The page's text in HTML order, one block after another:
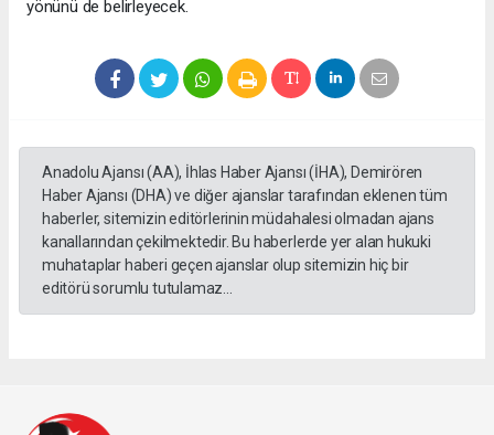
yönünü de belirleyecek.
Anadolu Ajansı (AA), İhlas Haber Ajansı (İHA), Demirören
Haber Ajansı (DHA) ve diğer ajanslar tarafından eklenen tüm
haberler, sitemizin editörlerinin müdahalesi olmadan ajans
kanallarından çekilmektedir. Bu haberlerde yer alan hukuki
muhataplar haberi geçen ajanslar olup sitemizin hiç bir
editörü sorumlu tutulamaz...